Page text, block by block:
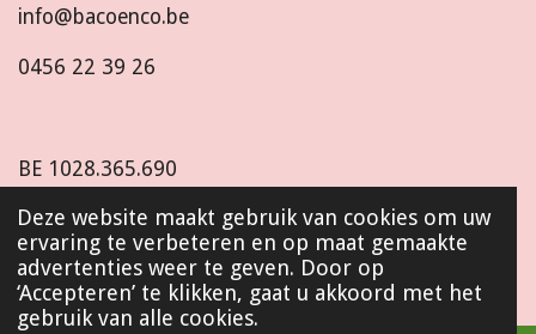
Deze website maakt gebruik van cookies om uw
ervaring te verbeteren en op maat gemaakte
advertenties weer te geven. Door op
‘Accepteren’ te klikken, gaat u akkoord met het
gebruik van alle cookies.
info@bacoenco.be
0456 22 39 26
BE 1028.365.690
I
n
s
t